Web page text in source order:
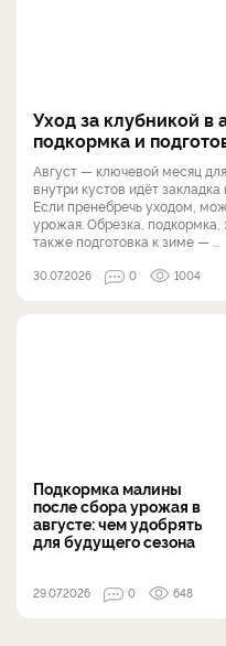
Уход за клубникой в
подкормка и
Август — ключевой месяц
внутри кустов идёт
Если пренебречь уходом,
урожая. Обрезка, подкормка,
также подготовка к зиме — ...
30.07.2026 0 1004
Подкормка малины
после сбора урожая в
августе: чем удобрять
для будущего сезона
29.07.2026 0 648